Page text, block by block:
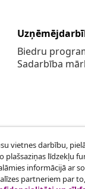
Biedru
Sadarbība
vietnes darbību,
plašsaziņas līdzekļu
informācijā ar
partneriem par